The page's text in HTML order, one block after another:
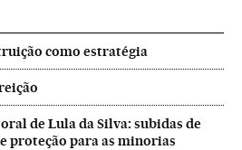
como estratégia
de Lula da Silva: subidas de
proteção para as minorias